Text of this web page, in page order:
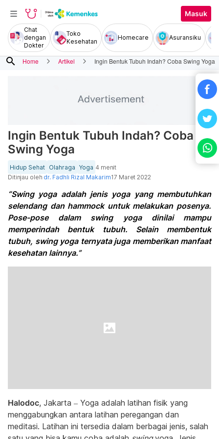
Masuk
Chat
dengan
Dokter
Toko
Kesehatan
Homecare Asuransiku
search Home Artikel Ingin Bentuk Tubuh Indah? Coba Swing Yoga
Ingin Bentuk Tubuh Indah? Coba
Swing Yoga
Hidup Sehat Olahraga Yoga 4 menit
Ditinjau oleh dr. Fadhli Rizal Makarim17 Maret 2022
“Swing yoga adalah jenis yoga yang membutuhkan
selendang dan hammock untuk melakukan posenya.
Pose-pose dalam swing yoga dinilai mampu
memperindah bentuk tubuh. Selain membentuk
tubuh, swing yoga ternyata juga memberikan manfaat
kesehatan lainnya.”
Halodoc, Jakarta – Yoga adalah latihan fisik yang
menggabungkan antara latihan peregangan dan
meditasi. Latihan ini tersedia dalam berbagai jenis, salah